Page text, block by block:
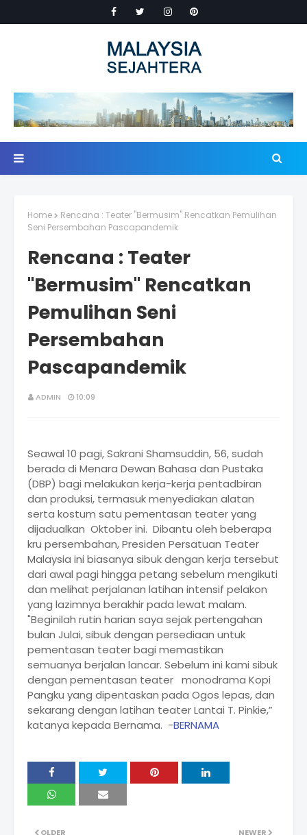
Home
Rencana : Teater "Bermusim" Rencatkan Pemulihan
Seni Persembahan Pascapandemik
Rencana : Teater
"Bermusim" Rencatkan
Pemulihan Seni
Persembahan
Pascapandemik
ADMIN 10:09
Seawal 10 pagi, Sakrani Shamsuddin, 56, sudah
berada di Menara Dewan Bahasa dan Pustaka
(DBP) bagi melakukan kerja-kerja pentadbiran
dan produksi, termasuk menyediakan alatan
serta kostum satu pementasan teater yang
dijadualkan Oktober ini. Dibantu oleh beberapa
kru persembahan, Presiden Persatuan Teater
Malaysia ini biasanya sibuk dengan kerja tersebut
dari awal pagi hingga petang sebelum mengikuti
dan melihat perjalanan latihan intensif pelakon
yang lazimnya berakhir pada lewat malam.
"Beginilah rutin harian saya sejak pertengahan
bulan Julai, sibuk dengan persediaan untuk
pementasan teater bagi memastikan
semuanya berjalan lancar. Sebelum ini kami sibuk
dengan pementasan teater monodrama Kopi
Pangku yang dipentaskan pada Ogos lepas, dan
sekarang dengan latihan teater Lantai T. Pinkie,”
katanya kepada Bernama. -BERNAMA
NEWER
OLDER